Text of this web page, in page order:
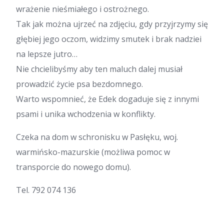
wrażenie nieśmiałego i ostrożnego.
Tak jak można ujrzeć na zdjęciu, gdy przyjrzymy się
głębiej jego oczom, widzimy smutek i brak nadziei
na lepsze jutro…
Nie chcielibyśmy aby ten maluch dalej musiał
prowadzić życie psa bezdomnego.
Warto wspomnieć, że Edek dogaduje się z innymi
psami i unika wchodzenia w konflikty.
Czeka na dom w schronisku w Pasłęku, woj.
warmińsko-mazurskie (możliwa pomoc w
transporcie do nowego domu).
Tel. 792 074 136